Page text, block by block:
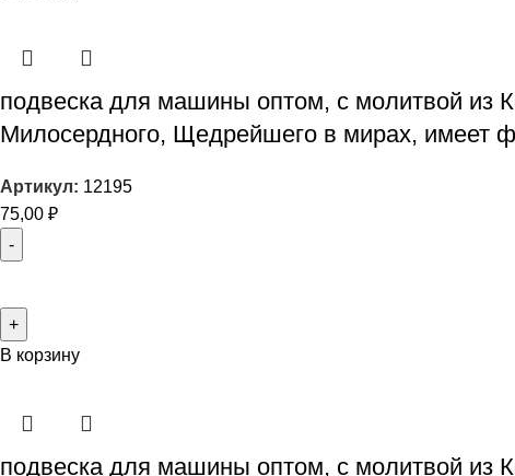
подвеска для машины оптом, с молитвой из
Милосердного, Щедрейшего в мирах, имеет
Артикул: 12195
75,00 ₽
В корзину
подвеска для машины оптом, с молитвой из